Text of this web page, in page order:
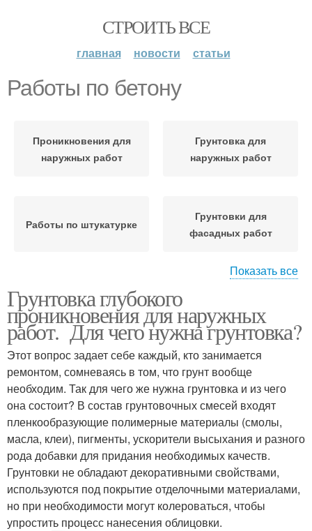
СТРОИТЬ ВСЕ
главная новости статьи
Работы по бетону
Проникновения для
наружных работ
Грунтовка для
наружных работ
Работы по штукатурке
Грунтовки для
фасадных работ
Работы по дереву Грунтовка для бетона
Показать все
Грунтовка глубокого
проникновения для наружных
работ. Для чего нужна грунтовка?
Этот вопрос задает себе каждый, кто занимается
ремонтом, сомневаясь в том, что грунт вообще
необходим. Так для чего же нужна грунтовка и из чего
она состоит? В состав грунтовочных смесей входят
пленкообразующие полимерные материалы (смолы,
масла, клеи), пигменты, ускорители высыхания и разного
рода добавки для придания необходимых качеств.
Грунтовки не обладают декоративными свойствами,
используются под покрытие отделочными материалами,
но при необходимости могут колероваться, чтобы
упростить процесс нанесения облицовки.